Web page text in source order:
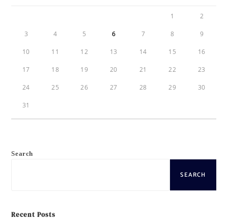
1 2
3 4 5 6 7 8 9
10 11 12 13 14 15 16
17 18 19 20 21 22 23
24 25 26 27 28 29 30
31
Search
SEARCH
Recent Posts